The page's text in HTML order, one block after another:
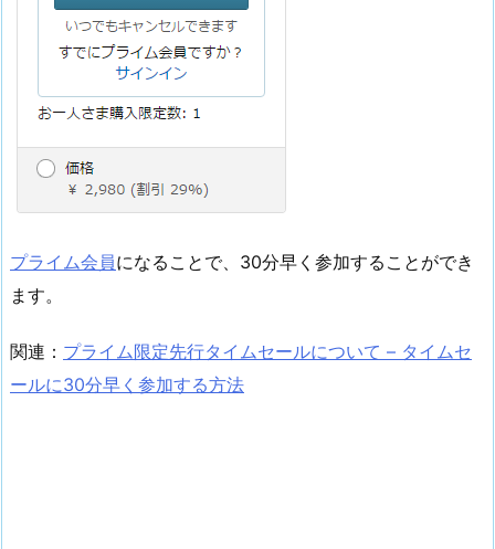
プライム会員になることで、30分早く参加することができ
ます。
関連： プライム限定先行タイムセールについて – タイムセ
ールに30分早く参加する方法